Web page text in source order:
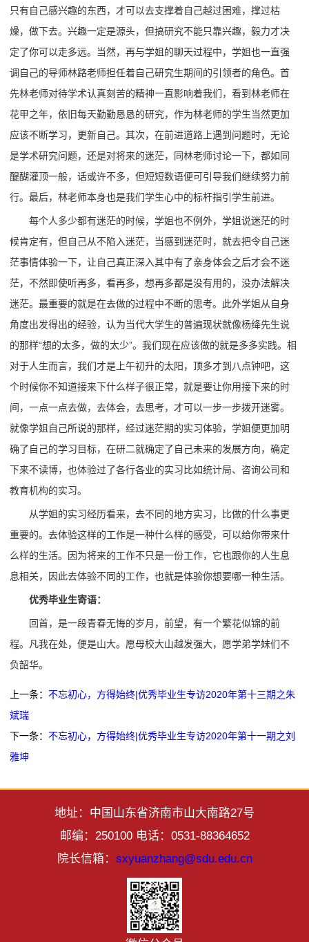
只有自己感兴趣的东西，才可以去支撑着自己越过困难，撑过枯
燥，做下去。兴趣一定是源头，但搞研究不能只靠兴趣，毅力才决
定了你可以走多远。当然，再与学姐的聊天过程中，学姐也一直强
调自己的导师林路老师担任着自己研究生期间的引领者的角色。首
先林老师对待学术认真刻苦的精神一直影响着我们，看到林老师在
花甲之年，依旧每天勤勤恳恳的研究，作为林老师的学生当然更加
应该不断学习，更新自己。其次，在前进道路上遇到问题时，无论
是学术研究问题，还是对将来的迷茫，同林老师讨论一下，都如同
醍醐灌顶一般，话或许不多，但短短数语便可引导我们继续努力前
行。最后，林老师本身也是我们学生心中的标杆指引学生前进。
每个人多少都有迷茫的时候，学姐也不例外，学姐说迷茫的时
候肯定有，但自己从不陷入迷茫，当感到迷茫时，就去把令自己迷
茫事情体验一下，让自己真正深入其中有了亲身体会之后才会不迷
茫，不然即使听再多，看再多，想再多都是没有用的，没办法解决
迷茫。最重要的就是在去做的过程中不断的思考。此外学姐从自身
角度出发得出的经验，认为当代大学生的普遍现状就像杨绛先生说
的那样“想的太多，做的太少”。我们现在应该做的就是多多实践。相
对于人生而言，我们才是上午初升的太阳，顶多才到八点钟吧，这
个时候你不知道接来下什么样子很正常，就是要让你用接下来的时
间，一点一点去做，去体会，去思考，才可以一步一步拨开迷雾。
就像学姐自己所说的那样，经过迷茫期的实习体验，学姐便更加明
确了自己的学习目标，在研二就确定了自己未来的发展方向，确定
下来不读博，也体验过了各行各业的实习比如统计局、咨询公司和
教育机构的实习。
从学姐的实习经历看来，去不同的地方实习，比做的什么事更
重要的。去体验这样的工作是一种什么样的感受，可以给你带来什
么样的生活。因为将来的工作不只是一份工作，它也跟你的人生息
息相关，因此去体验不同的工作，也就是体验你想要哪一种生活。
优秀毕业生寄语：
回首，是一段青春无悔的岁月，前望，有一个繁花似锦的前
程。凡我在处，便是山大。愿母校大山越发强大，愿学弟学妹们不
负韶华。
上一条：不忘初心，方得始终|优秀毕业生专访2020年第十三期之朱
斌瑞
下一条：不忘初心，方得始终|优秀毕业生专访2020年第十一期之刘
雅坤
地址：中国山东省济南市山大南路27号
邮编：250100 电话：0531-88364652
院长信箱： sxyuanzhang@sdu.edu.cn